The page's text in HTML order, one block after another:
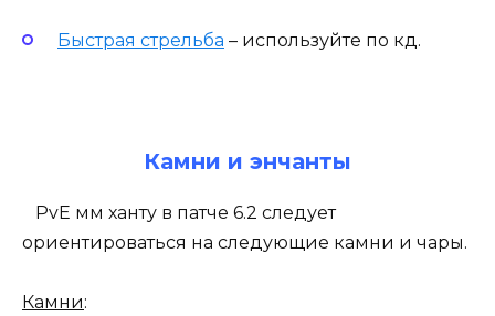
Быстрая стрельба – используйте по кд.
Камни и энчанты
PvE мм ханту в патче 6.2 следует
ориентироваться на следующие камни и чары.
Камни: